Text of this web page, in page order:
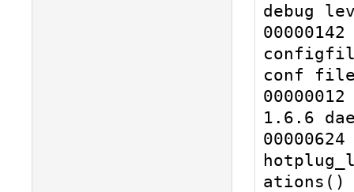
debug
00000142
conf
1.6.6
00000624
ations()